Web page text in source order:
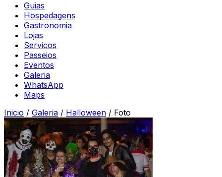
Guias
Hospedagens
Gastronomia
Lojas
Servicos
Passeios
Eventos
Galeria
WhatsApp
Maps
Inicio / Galeria / Halloween / Foto